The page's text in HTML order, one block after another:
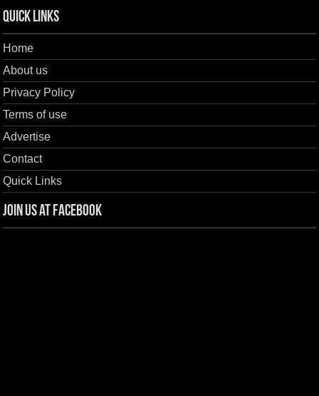
Quick Links
Home
About us
Privacy Policy
Terms of use
Advertise
Contact
Quick Links
Join us at Facebook